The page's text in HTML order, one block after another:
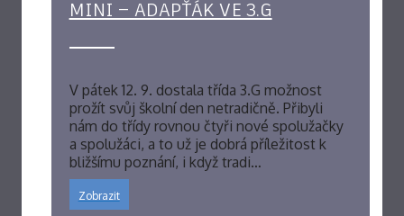
MINI – ADAPŤÁK VE 3.G
V pátek 12. 9. dostala třída 3.G možnost
prožít svůj školní den netradičně. Přibyli
nám do třídy rovnou čtyři nové spolužačky
a spolužáci, a to už je dobrá příležitost k
bližšímu poznání, i když tradi…
Zobrazit